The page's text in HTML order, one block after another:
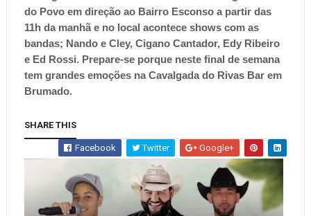
do Povo em direção ao Bairro Esconso a partir das
11h da manhã e no local acontece shows com as
bandas; Nando e Cley, Cigano Cantador, Edy Ribeiro
e Ed Rossi. Prepare-se porque neste final de semana
tem grandes emoções na Cavalgada do Rivas Bar em
Brumado.
SHARE THIS
Facebook Twitter Google+